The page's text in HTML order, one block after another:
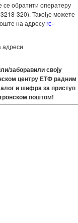
обратити оператеру
320). Такође можете
на адресу rc-
заборавили своју
центру ЕТФ радним
и шифра за приступ
поштом!